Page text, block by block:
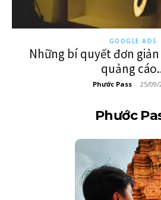
GOOGLE ADS
Những bí quyết đơn
quảng
Phước Pass - 25/09/
Phước